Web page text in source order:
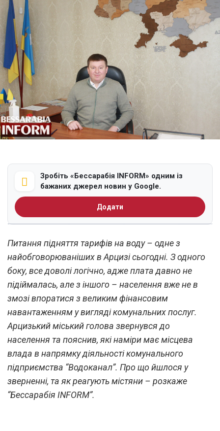
Зробіть «Бессарабія INFORM» одним із
бажаних джерел новин у Google.
Додати
Питання підняття тарифів на воду – одне з
найобговорюваніших в Арцизі сьогодні. З одного
боку, все доволі логічно, адже плата давно не
підіймалась, але з іншого – населення вже не в
змозі впоратися з великим фінансовим
навантаженням у вигляді комунальних послуг.
Арцизький міський голова звернувся до
населення та пояснив, які наміри має місцева
влада в напрямку діяльності комунального
підприємства “Водоканал”. Про що йшлося у
зверненні, та як реагують містяни – розкаже
“Бессарабія INFORM”.